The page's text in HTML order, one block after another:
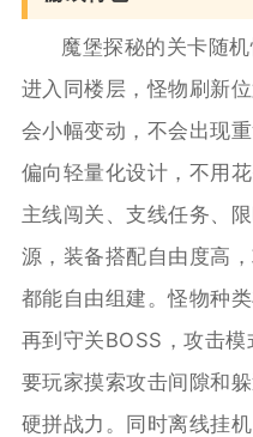
魔堡探秘的关卡随
进入同楼层，怪物刷新
会小幅变动，不会出现
偏向轻量化设计，不用
主线闯关、支线任务、
源，装备搭配自由度高
都能自由组建。怪物种
再到守关BOSS，攻击
要玩家摸索攻击间隙和
硬拼战力。同时离线挂